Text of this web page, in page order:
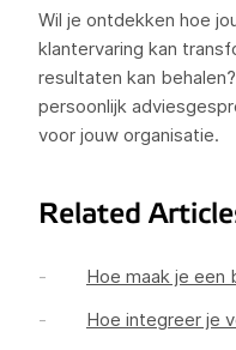
Wil je ontdekken hoe
klantervaring kan
resultaten kan behalen?
persoonlijk
voor jouw organisatie.
Related
Hoe maak je een
Hoe integreer je